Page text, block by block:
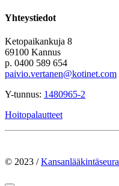
Yhteystiedot
Ketopaikankuja 8
69100 Kannus
p. 0400 589 654
paivio.vertanen@kotinet.com
Y-tunnus: 1480965-2
Hoitopalautteet
© 2023 /Kansanlääkintäseura